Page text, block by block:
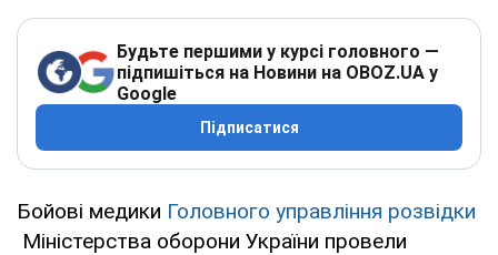
Будьте першими у курсі головного —
підпишіться на Новини на OBOZ.UA у
Google
Підписатися
Бойові медики Головного управління розвідки
Міністерства оборони України провели